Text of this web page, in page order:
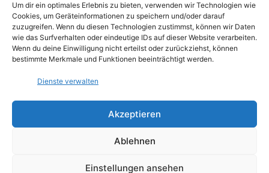
Um dir ein optimales Erlebnis zu bieten, verwenden wir Technologien wie
Cookies, um Geräteinformationen zu speichern und/oder darauf
zuzugreifen. Wenn du diesen Technologien zustimmst, können wir Daten
wie das Surfverhalten oder eindeutige IDs auf dieser Website verarbeiten.
Wenn du deine Einwilligung nicht erteilst oder zurückziehst, können
bestimmte Merkmale und Funktionen beeinträchtigt werden.
Dienste verwalten
Akzeptieren
Ablehnen
Einstellungen ansehen
Pespeni.Loss of transcriptional plasticity but
sustained adaptive capacity after adaptation to global
change conditions in a marine copepod.Nature
Communications, 2022; 13 (1) DOI:10.1038/s41467-